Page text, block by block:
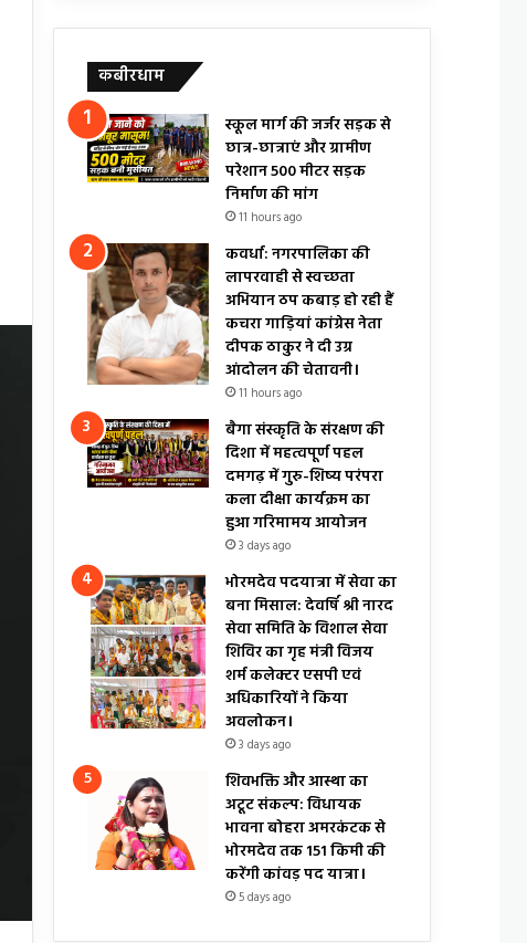
कबीरधाम
स्कूल मार्ग की जर्जर सड़क से
छात्र-छात्राएं और ग्रामीण
परेशान 500 मीटर सड़क
निर्माण की मांग
11 hours ago
कवर्धा: नगरपालिका की
लापरवाही से स्वच्छता
अभियान ठप कबाड़ हो रही हैं
कचरा गाड़ियां कांग्रेस नेता
दीपक ठाकुर ने दी उग्र
आंदोलन की चेतावनी।
11 hours ago
बैगा संस्कृति के संरक्षण की
दिशा में महत्वपूर्ण पहल
दमगढ़ में गुरु-शिष्य परंपरा
कला दीक्षा कार्यक्रम का
हुआ गरिमामय आयोजन
3 days ago
भोरमदेव पदयात्रा में सेवा का
बना मिसाल: देवर्षि श्री नारद
सेवा समिति के विशाल सेवा
शिविर का गृह मंत्री विजय
शर्म कलेक्टर एसपी एवं
अधिकारियों ने किया
अवलोकन।
3 days ago
शिवभक्ति और आस्था का
अटूट संकल्प: विधायक
भावना बोहरा अमरकंटक से
भोरमदेव तक 151 किमी की
करेंगी कांवड़ पद यात्रा।
5 days ago